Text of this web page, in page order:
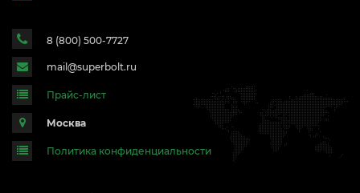
8 (800) 500-7727
mail@superbolt.ru
Прайс-лист
Москва
Политика конфиденциальности